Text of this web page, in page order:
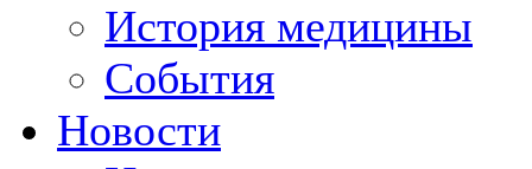
История медицины
События
Новости